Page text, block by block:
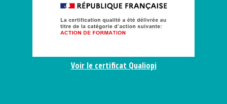
Voir le certificat Qualiopi